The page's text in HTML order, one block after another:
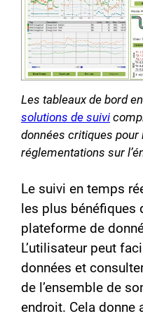
Les tableaux de bord
solutions de suivi
données critiques pour
réglementations sur
Le suivi en temps
les plus bénéfiques
plateforme de
L’utilisateur peut
données et
de l’ensemble de
endroit. Cela donne